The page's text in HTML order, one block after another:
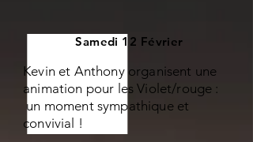
Samedi 12 Février
Kevin et Anthony organisent une
animation pour les Violet/rouge :
un moment sympathique et
convivial !